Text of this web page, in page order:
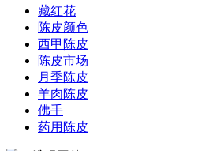
藏红花
陈皮颜色
西甲陈皮
陈皮市场
月季陈皮
羊肉陈皮
佛手
药用陈皮